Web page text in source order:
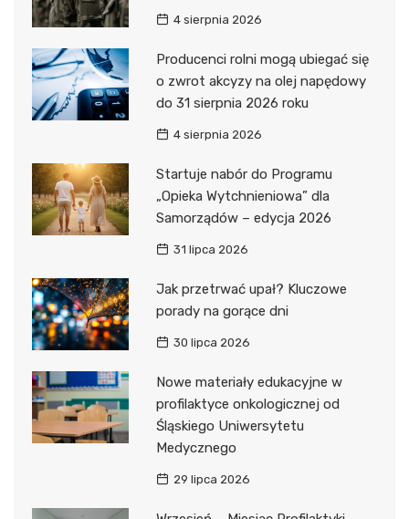
4 sierpnia 2026
Producenci rolni mogą ubiegać się
o zwrot akcyzy na olej napędowy
do 31 sierpnia 2026 roku
4 sierpnia 2026
Startuje nabór do Programu
„Opieka Wytchnieniowa” dla
Samorządów – edycja 2026
31 lipca 2026
Jak przetrwać upał? Kluczowe
porady na gorące dni
30 lipca 2026
Nowe materiały edukacyjne w
profilaktyce onkologicznej od
Śląskiego Uniwersytetu
Medycznego
29 lipca 2026